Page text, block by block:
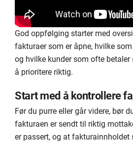
God oppfølging starter med
fakturaer som er åpne, hvilke
og hvilke kunder som ofte betaler
å prioritere riktig.
Start med å kontrollere
Før du purre eller går videre, bør
fakturaen er sendt til riktig
er passert, og at fakturainnholdet